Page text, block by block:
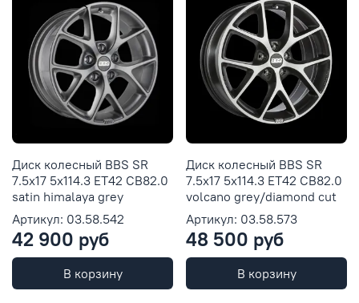
Диск колесный BBS SR
7.5x17 5x114.3 ET42 CB82.0
satin himalaya grey
Артикул: 03.58.542
42 900 руб
В корзину
Диск колесный BBS SR
7.5x17 5x114.3 ET42 CB82.0
volcano grey/diamond cut
Артикул: 03.58.573
48 500 руб
В корзину